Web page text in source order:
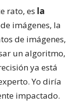
rato, es la
imágenes, la
de imágenes,
un algoritmo,
ya está
Yo diría
impactado.